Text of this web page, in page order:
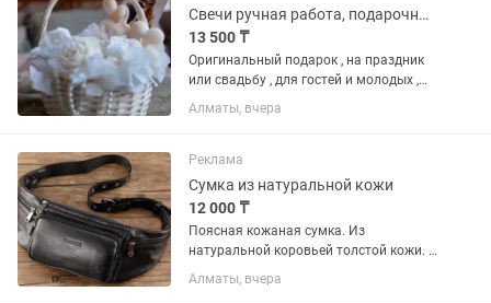
Свечи ручная работа, подарочные , праздничные,натуральный воск ,соевый
13 500 ₸
Оригинальный подарок , на праздник
или свадьбу , для гостей и молодых ,
который удивит и порадует ваших
близких Аромасвечи - ручная работа :
подарками для...
Алматы, вчера
Реклама
Сумка из натуральной кожи
12 000 ₸
Поясная кожаная сумка. Из
натуральной коровьей толстой кожи. В
двух расцветках. Металлические
замки. Клёпанный кожаный ремень с
Алматы, вчера